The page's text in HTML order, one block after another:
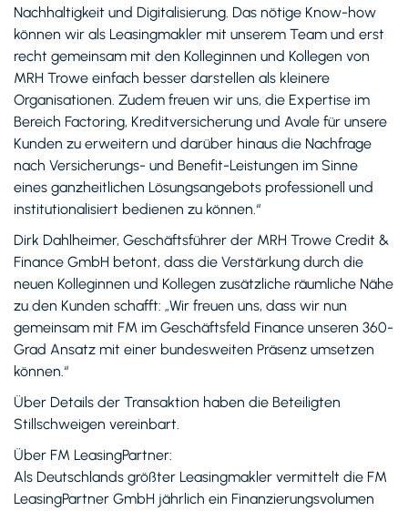
Nachhaltigkeit und Digitalisierung. Das nötige Know-how
können wir als Leasingmakler mit unserem Team und erst
recht gemeinsam mit den Kolleginnen und Kollegen von
MRH Trowe einfach besser darstellen als kleinere
Organisationen. Zudem freuen wir uns, die Expertise im
Bereich Factoring, Kreditversicherung und Avale für unsere
Kunden zu erweitern und darüber hinaus die Nachfrage
nach Versicherungs- und Benefit-Leistungen im Sinne
eines ganzheitlichen Lösungsangebots professionell und
institutionalisiert bedienen zu können.“
Dirk Dahlheimer, Geschäftsführer der MRH Trowe Credit &
Finance GmbH betont, dass die Verstärkung durch die
neuen Kolleginnen und Kollegen zusätzliche räumliche Nähe
zu den Kunden schafft: „Wir freuen uns, dass wir nun
gemeinsam mit FM im Geschäftsfeld Finance unseren 360-
Grad Ansatz mit einer bundesweiten Präsenz umsetzen
können.“
Über Details der Transaktion haben die Beteiligten
Stillschweigen vereinbart.
Über FM LeasingPartner:
Als Deutschlands größter Leasingmakler vermittelt die FM
LeasingPartner GmbH jährlich ein Finanzierungsvolumen